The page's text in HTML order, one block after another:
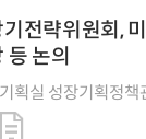
전략위원회,
등 논의
획실 성장기획정책